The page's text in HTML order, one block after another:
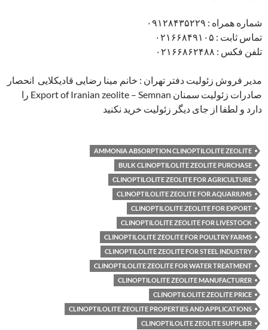
شماره همراه : ۰۹۱۲۸۴۳۵۲۲۹
تماس ثابت : ۰۲۱۶۶۸۴۹۱۰۵
تلفن فکس : ۰۲۱۶۶۸۶۲۴۸۸
مدیر فروش زئولیت دفتر تهران : خانم مینا رضایی قادیکلایی انحصار
صادرات زئولیت سمنان Export of Iranian zeolite – Semnan را
دارد و لطفا از جای دیگر زئولیت خرید نکنید
AMMONIA ABSORPTION CLINOPTILOLITE ZEOLITE
BULK CLINOPTILOLITE ZEOLITE PURCHASE
CLINOPTILOLITE ZEOLITE FOR AGRICULTURE
CLINOPTILOLITE ZEOLITE FOR AQUARIUMS
CLINOPTILOLITE ZEOLITE FOR EXPORT
CLINOPTILOLITE ZEOLITE FOR LIVESTOCK
CLINOPTILOLITE ZEOLITE FOR POULTRY FARMS
CLINOPTILOLITE ZEOLITE FOR STEEL INDUSTRY
CLINOPTILOLITE ZEOLITE FOR WATER TREATMENT
CLINOPTILOLITE ZEOLITE MANUFACTURER
CLINOPTILOLITE ZEOLITE PRICE
CLINOPTILOLITE ZEOLITE PROPERTIES AND APPLICATIONS
CLINOPTILOLITE ZEOLITE SUPPLIER